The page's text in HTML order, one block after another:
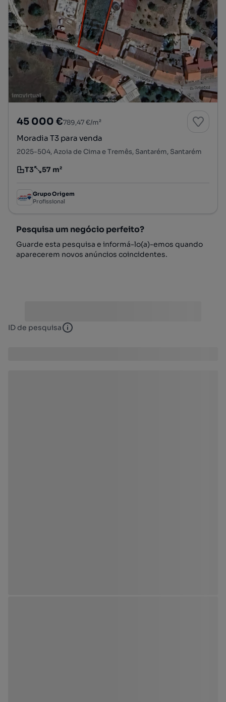
45 000 €789,47 €/m²
Moradia T3 para venda
2025-504, Azoia de Cima e Tremês, Santarém, Santarém
Tipologia
T3
Preço por metro quadrado
57 m²
Grupo Origem
Profissional
Pesquisa um negócio perfeito?
Guarde esta pesquisa e informá-lo(a)-emos quando
aparecerem novos anúncios coincidentes.
ID de pesquisa ID de pesquisa